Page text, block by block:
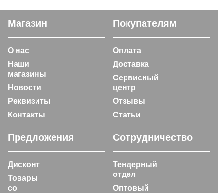
Магазин
О нас
Наши
магазины
Новости
Реквизиты
Контакты
Покупателям
Оплата
Доставка
Сервисный
центр
Отзывы
Статьи
Предложения
Дисконт
Товары
со
Сотрудничество
Тендерный
отдел
Оптовый